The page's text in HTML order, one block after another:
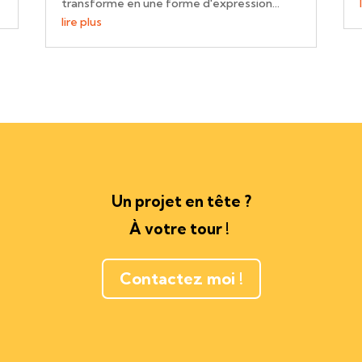
transforme en une forme d'expression...
lire plus
Un projet en tête ?
À votre tour !
Contactez moi !